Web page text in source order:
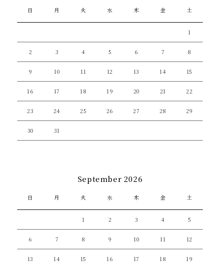
日 月 火 水 木 金 土
1
2 3 4 5 6 7 8
9 10 11 12 13 14 15
16 17 18 19 20 21 22
23 24 25 26 27 28 29
30 31
September 2026
日 月 火 水 木 金 土
1 2 3 4 5
6 7 8 9 10 11 12
13 14 15 16 17 18 19